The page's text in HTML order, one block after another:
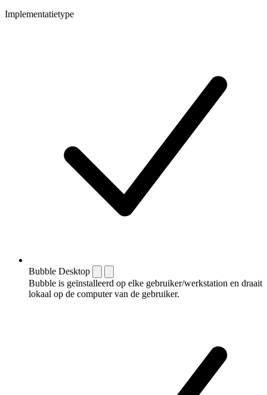
Implementatietype
Bubble Desktop
Bubble is geïnstalleerd op elke gebruiker/werkstation en draait
lokaal op de computer van de gebruiker.